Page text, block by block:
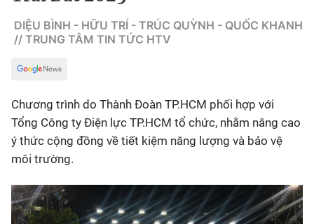
DIỆU BÌNH - HỮU TRÍ - TRÚC QUỲNH - QUỐC KHANH
// TRUNG TÂM TIN TỨC HTV
Chương trình do Thành Đoàn TP.HCM phối hợp với
Tổng Công ty Điện lực TP.HCM tổ chức, nhằm nâng cao
ý thức cộng đồng về tiết kiệm năng lượng và bảo vệ
môi trường.